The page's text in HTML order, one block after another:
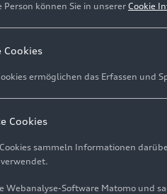
können Sie in unserer Cookie
Cookies
ermöglichen das Erfassen
Cookies
sammeln Informationen
Webanalyse-Software Matomo und